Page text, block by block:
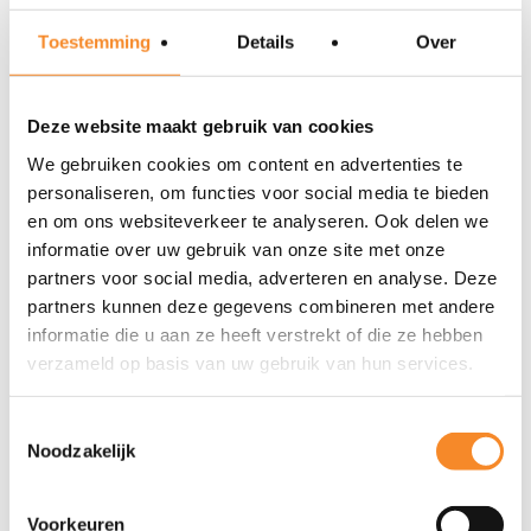
Toestemming Details Over
Deze website maakt gebruik van cookies
We gebruiken cookies om content en advertenties te
personaliseren, om functies voor social media te bieden
en om ons websiteverkeer te analyseren. Ook delen we
informatie over uw gebruik van onze site met onze
partners voor social media, adverteren en analyse. Deze
partners kunnen deze gegevens combineren met andere
informatie die u aan ze heeft verstrekt of die ze hebben
verzameld op basis van uw gebruik van hun services.
Noodzakelijk
Voorkeuren
Laat je zien dat je écht luistert naar je klant
Zet je een grote stap richting het binnenhalen van de
opdracht
Klaar om meer impact te maken?
Wil jij samen met je team werken aan het opwekken van
kooplust en impact maken bij elke klant? Dan is de mini
sales training‘Kooplust opwekken’van Intenza een
hoger niveau tilt.
Download de gratis mini training ‘Kooplust opwekken